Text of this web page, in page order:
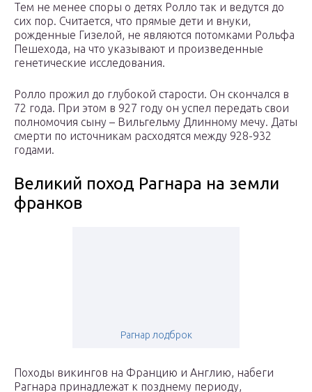
Тем не менее споры о детях Ролло так и ведутся до
сих пор. Считается, что прямые дети и внуки,
рожденные Гизелой, не являются потомками Рольфа
Пешехода, на что указывают и произведенные
генетические исследования.
Ролло прожил до глубокой старости. Он скончался в
72 года. При этом в 927 году он успел передать свои
полномочия сыну – Вильгельму Длинному мечу. Даты
смерти по источникам расходятся между 928-932
годами.
Великий поход Рагнара на земли
франков
Рагнар лодброк
Походы викингов на Францию и Англию, набеги
Рагнара принадлежат к позднему периоду,